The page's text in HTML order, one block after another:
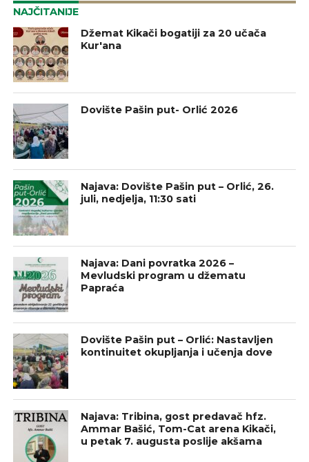
NAJČITANIJE
Džemat Kikači bogatiji za 20 učača
Kur'ana
Dovište Pašin put- Orlić 2026
Najava: Dovište Pašin put – Orlić, 26.
juli, nedjelja, 11:30 sati
Najava: Dani povratka 2026 –
Mevludski program u džematu
Papraća
Dovište Pašin put – Orlić: Nastavljen
kontinuitet okupljanja i učenja dove
Najava: Tribina, gost predavač hfz.
Ammar Bašić, Tom-Cat arena Kikači,
u petak 7. augusta poslije akšama